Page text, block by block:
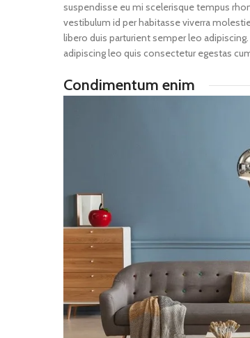
suspendisse eu mi scelerisque tempus
vestibulum id per habitasse viverra
libero duis parturient semper leo
adipiscing leo quis consectetur egestas
Condimentum enim